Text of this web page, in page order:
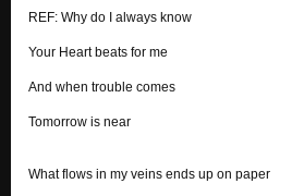
REF: Why do I always know
Your Heart beats for me
And when trouble comes
Tomorrow is near
What flows in my veins ends up on paper